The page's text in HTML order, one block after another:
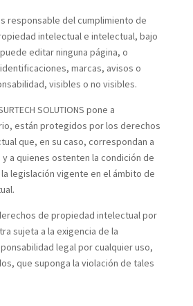
responsable del cumplimiento de
intelectual e intelectual, bajo
editar ninguna página, o
marcas, avisos o
visibles o no visibles.
SOLUTIONS pone a
están protegidos por los derechos
que, en su caso, correspondan a
y a quienes ostenten la condición de
legislación vigente en el ámbito de
de propiedad intelectual por
sujeta a la exigencia de la
legal por cualquier uso,
que suponga la violación de tales